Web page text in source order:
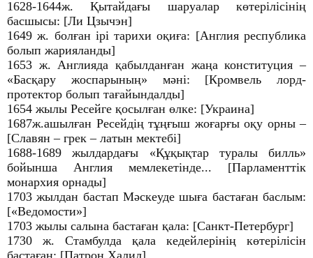
1628-1644ж. Қытайдағы шаруалар көтерілісінің
басшысы: [Ли Цзычэн]
1649 ж. болған ірі тарихи оқиға: [Англия республика
болып жарияланды]
1653 ж. Англияда қабылданған жаңа конституция –
«Басқару жоспарының» мәні: [Кромвель лорд-
протектор болып тағайындалды]
1654 жылы Ресейге қосылған өлке: [Украина]
1687ж.ашылған Ресейдің тұңғыш жоғарғы оқу орны –
[Славян – грек – латын мектебі]
1688-1689 жылдардағы «Құқықтар туралы билль»
бойынша Англия мемлекетінде... [Парламенттік
монархия орнады]
1703 жылдан бастап Мәскеуде шыға бастаған баслым:
[«Ведомости»]
1703 жылы салына бастаған қала: [Санкт-Петербург]
1730 ж. Стамбулда қала кедейлерінің көтерілісін
бастаған: [Патрон Халил]